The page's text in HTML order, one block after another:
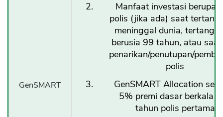
GenSMART
Manfaat investasi berupa
polis (jika ada) saat
meninggal dunia,
berusia 99 tahun, atau
penarikan/penutupan/
polis
GenSMART Allocation
5% premi dasar berkala
tahun polis pertama